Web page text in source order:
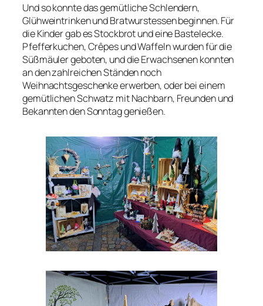
Und so konnte das gemütliche Schlendern,
Glühweintrinken und Bratwurstessen beginnen. Für
die Kinder gab es Stockbrot und eine Bastelecke.
Pfefferkuchen, Crêpes und Waffeln wurden für die
Süßmäuler geboten, und die Erwachsenen konnten
an den zahlreichen Ständen noch
Weihnachtsgeschenke erwerben, oder bei einem
gemütlichen Schwatz mit Nachbarn, Freunden und
Bekannten den Sonntag genießen.